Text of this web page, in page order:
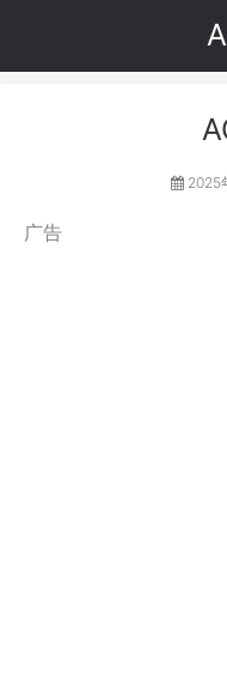
2025
广告